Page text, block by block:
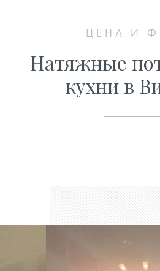
ЦЕНА И
Натяжные
кухни в